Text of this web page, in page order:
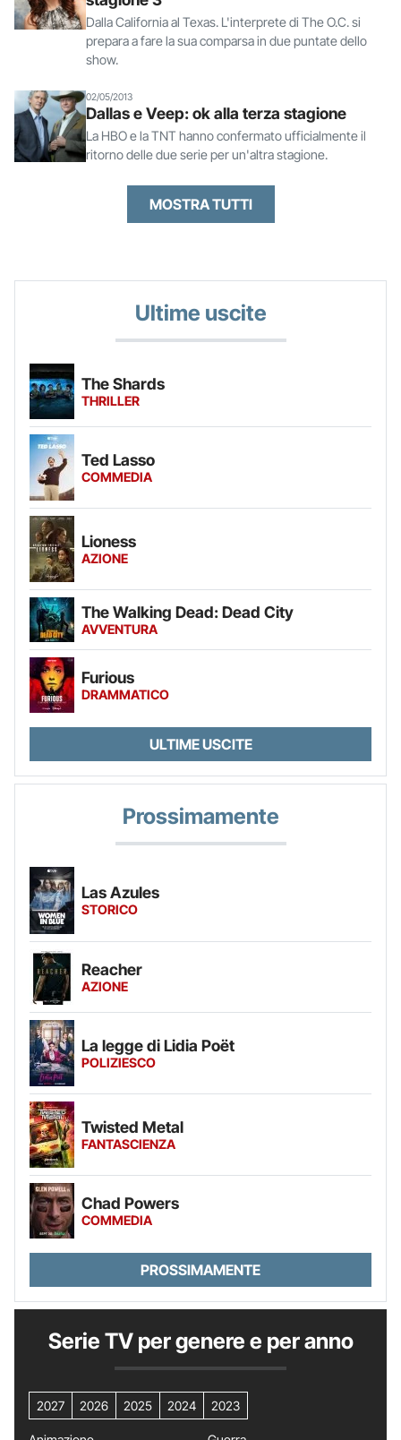
Dalla California al Texas. L'interprete di The O.C. si
prepara a fare la sua comparsa in due puntate dello
show.
02/05/2013
Dallas e Veep: ok alla terza stagione
La HBO e la TNT hanno confermato ufficialmente il
ritorno delle due serie per un'altra stagione.
MOSTRA TUTTI
Ultime uscite
The Shards
THRILLER
Ted Lasso
COMMEDIA
Lioness
AZIONE
The Walking Dead: Dead City
AVVENTURA
Furious
DRAMMATICO
ULTIME USCITE
Prossimamente
Las Azules
STORICO
Reacher
AZIONE
La legge di Lidia Poët
POLIZIESCO
Twisted Metal
FANTASCIENZA
Chad Powers
COMMEDIA
PROSSIMAMENTE
Serie TV per genere e per anno
2027 2026 2025 2024 2023